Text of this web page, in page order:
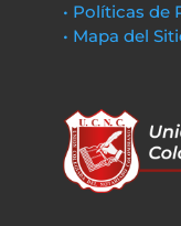
• Políticas de
• Mapa del